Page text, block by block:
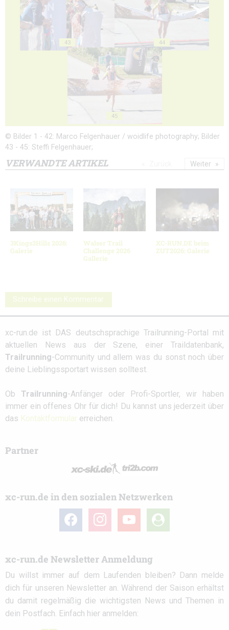
43 44
45
© Bilder 1 - 42: Marco Felgenhauer / woidlife photography; Bilder
43 - 45: Steffi Felgenhauer;
VERWANDTE ARTIKEL
3Kings3Hills 2026:
Galerie
Walser Trail
Challenge 2026
Gallerie
XC-RUN.DE beim
ZUT2026: Galerie
Weiter
Schreibe einen Kommentar
xc-run.de ist DAS deutschsprachige Trailrunning-Portal mit
aktuellen News aus der Szene, einer Traildatenbank,
Trailrunning-Community und allem was du sonst noch über
deine Lieblingssportart wissen solltest.
Ob Trailrunning-Anfänger oder Profi-Sportler, wir haben
immer ein offenes Ohr für dich! Du kannst uns jederzeit über
das Kontaktformular erreichen.
Partner
xc-run.de in den sozialen Netzwerken
facebook instagramyoutube
user-
circle
xc-run.de Newsletter Anmeldung
Du willst immer auf dem Laufenden bleiben? Dann melde
dich für unseren Newsletter an. Während der Saison erhältst
du damit regelmäßig die wichtigsten News und Themen in
dein Postfach. Einfach hier anmelden: